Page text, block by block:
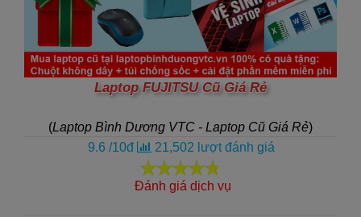
Laptop FUJITSU Cũ Giá Rẻ
(Laptop Bình Dương VTC - Laptop Cũ Giá Rẻ)
9.6 /10đ 21,502 lượt đánh giá
Đánh giá dịch vụ